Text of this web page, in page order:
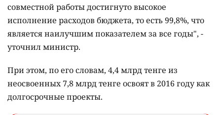
совместной работы достигнуто высокое
исполнение расходов бюджета, то есть 99,8%, что
является наилучшим показателем за все годы", -
уточнил министр.
При этом, по его словам, 4,4 млрд тенге из
неосвоенных 7,8 млрд тенге освоят в 2016 году как
долгосрочные проекты.